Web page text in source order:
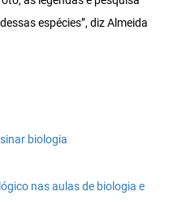
espécies”, diz Almeida
biologia
nas aulas de biologia e